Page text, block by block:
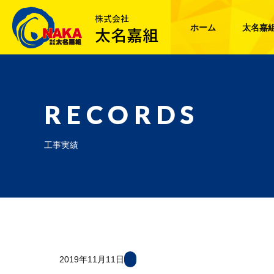
ホーム 太名嘉
RECORDS
工事実績
2019年11月11日